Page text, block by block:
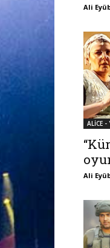
Ali
ALİCE -
Ali